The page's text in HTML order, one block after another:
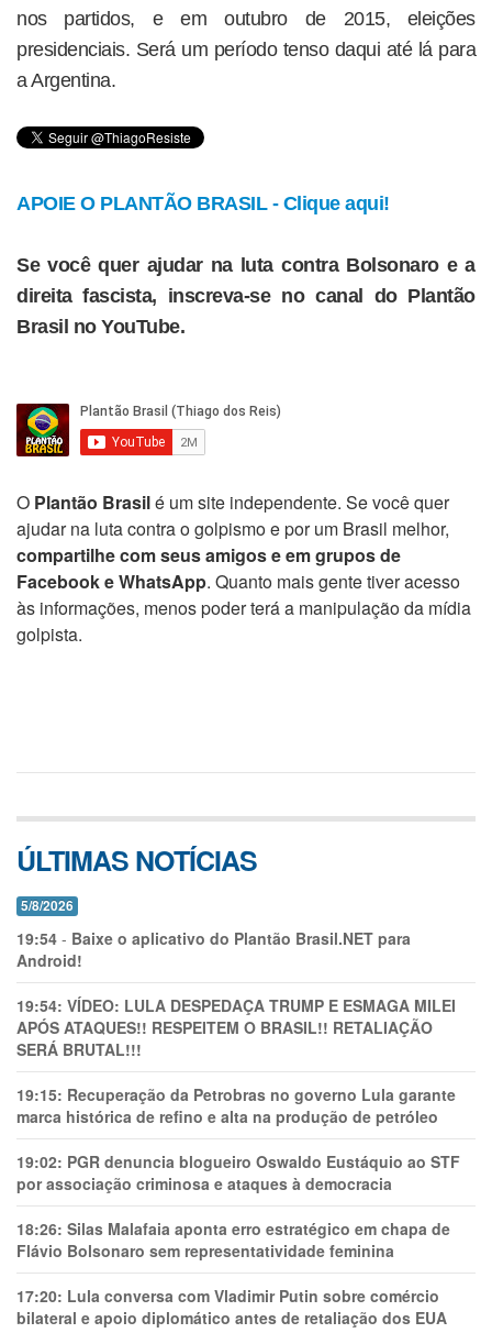
nos partidos, e em outubro de 2015, eleições
presidenciais. Será um período tenso daqui até lá para
a Argentina.
APOIE O PLANTÃO BRASIL - Clique aqui!
Se você quer ajudar na luta contra Bolsonaro e a
direita fascista, inscreva-se no canal do Plantão
Brasil no YouTube.
O Plantão Brasilé um site independente. Se você quer
ajudar na luta contra o golpismo e por um Brasil melhor,
compartilhe com seus amigos e em grupos de
Facebook e WhatsApp. Quanto mais gente tiver acesso
às informações, menos poder terá a manipulação da mídia
golpista.
ÚLTIMAS NOTÍCIAS
5/8/2026
19:54 - Baixe o aplicativo do Plantão Brasil.NET para
Android!
19:54: VÍDEO: LULA DESPEDAÇA TRUMP E ESMAGA MILEI
APÓS ATAQUES!! RESPEITEM O BRASIL!! RETALIAÇÃO
SERÁ BRUTAL!!!
19:15: Recuperação da Petrobras no governo Lula garante
marca histórica de refino e alta na produção de petróleo
19:02: PGR denuncia blogueiro Oswaldo Eustáquio ao STF
por associação criminosa e ataques à democracia
18:26: Silas Malafaia aponta erro estratégico em chapa de
Flávio Bolsonaro sem representatividade feminina
17:20: Lula conversa com Vladimir Putin sobre comércio
bilateral e apoio diplomático antes de retaliação dos EUA